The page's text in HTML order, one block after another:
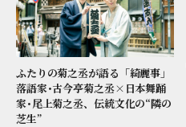
ふたりの菊之丞が語る「綺麗事」
落語家･古今亭菊之丞×日本舞踊
家･尾上菊之丞、伝統文化の“隣の
芝生”